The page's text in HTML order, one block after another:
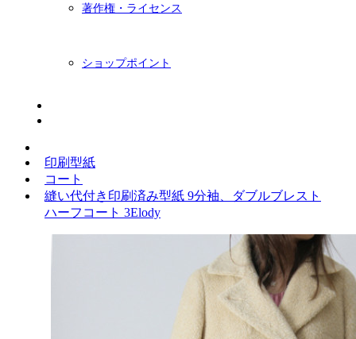
著作権・ライセンス
ショップポイント
印刷型紙
コート
縫い代付き印刷済み型紙 9分袖、ダブルブレスト
ハーフコート 3Elody